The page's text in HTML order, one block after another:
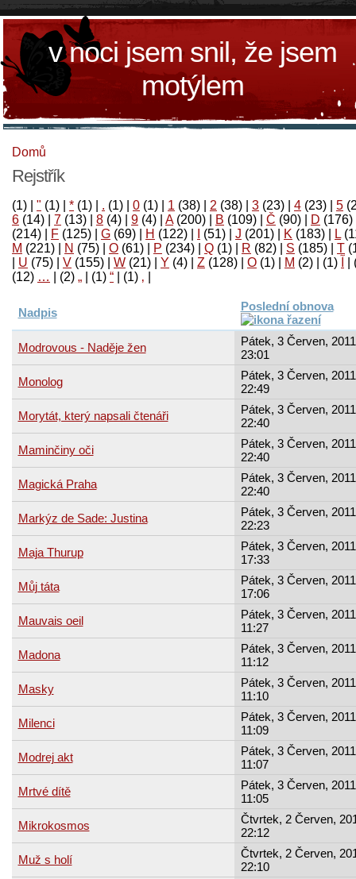
v noci jsem snil, že jsem
motýlem
Domů
Rejstřík
(1) " (1) * (1) . (1) 0 (1) 1 (38) 2 (38) 3 (23) 4 (23) 5
6 (14) 7 (13) 8 (4) 9 (4) A(200) B (109) Č (90) D (176)
(214)
F (125) G (69) H (122) (51) J (201) K (183) L
M (221) N (75) O (61) P (234) Q (1) R (82) S (185) T
U (75) V (155) W (21) Y (4) Z (128) Ο (1) М (2)
(1)
‚
(1)
“
(1)
„
(2)
…
(12)
Nadpis Poslední obnova
Modrovous - Naděje žen
Pátek, 3 Červen,
23:01
Monolog
Pátek, 3 Červen,
22:49
Morytát, který napsali čtenáři
Pátek, 3 Červen,
22:40
Maminčiny oči
Pátek, 3 Červen,
22:40
Magická Praha
Pátek, 3 Červen,
22:40
Markýz de Sade: Justina
Pátek, 3 Červen,
22:23
Maja Thurup
Pátek, 3 Červen,
17:33
Můj táta
Pátek, 3 Červen,
17:06
Mauvais oeil
Pátek, 3 Červen,
11:27
Madona
Pátek, 3 Červen,
11:12
Masky
Pátek, 3 Červen,
11:10
Milenci
Pátek, 3 Červen,
11:09
Modrej akt
Pátek, 3 Červen,
11:07
Mrtvé dítě
Pátek, 3 Červen,
11:05
Mikrokosmos
Čtvrtek, 2 Červen,
22:12
Muž s holí
Čtvrtek, 2 Červen,
22:10